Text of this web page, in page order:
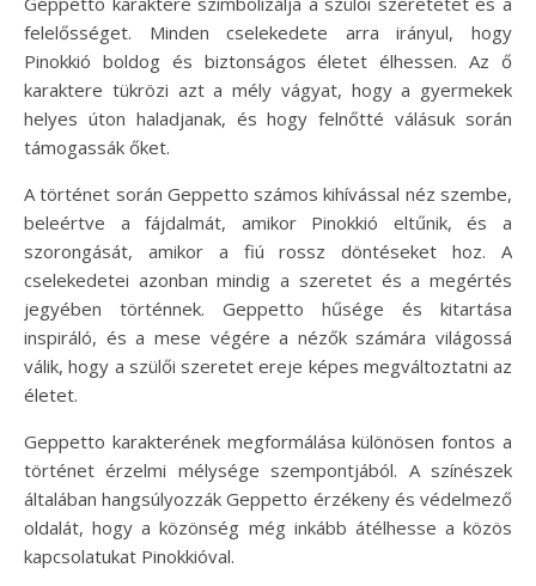
felelősséget. Minden cselekedete arra irányul, hogy
Pinokkió boldog és biztonságos életet élhessen. Az ő
karaktere tükrözi azt a mély vágyat, hogy a gyermekek
helyes úton haladjanak, és hogy felnőtté válásuk során
támogassák őket.
A történet során Geppetto számos kihívással néz szembe,
beleértve a fájdalmát, amikor Pinokkió eltűnik, és a
szorongását, amikor a fiú rossz döntéseket hoz. A
cselekedetei azonban mindig a szeretet és a megértés
jegyében történnek. Geppetto hűsége és kitartása
inspiráló, és a mese végére a nézők számára világossá
válik, hogy a szülői szeretet ereje képes megváltoztatni az
életet.
Geppetto karakterének megformálása különösen fontos a
történet érzelmi mélysége szempontjából. A színészek
általában hangsúlyozzák Geppetto érzékeny és védelmező
oldalát, hogy a közönség még inkább átélhesse a közös
kapcsolatukat Pinokkióval.